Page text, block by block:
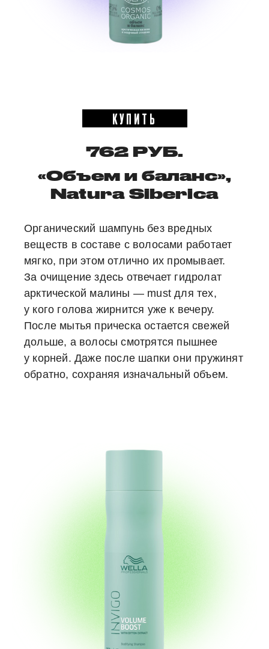
КУПИТЬ
762 РУБ.
«Объем и баланс»,
Natura Siberica
Органический шампунь без вредных
веществ в составе с волосами работает
мягко, при этом отлично их промывает.
За очищение здесь отвечает гидролат
арктической малины — must для тех,
у кого голова жирнится уже к вечеру.
После мытья прическа остается свежей
дольше, а волосы смотрятся пышнее
у корней. Даже после шапки они пружинят
обратно, сохраняя изначальный объем.